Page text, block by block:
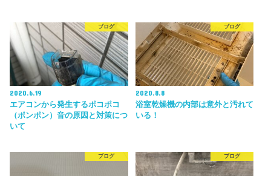
ブログ
2020.6.19
エアコンから発生するポコポコ
（ポンポン）音の原因と対策につ
いて
ブログ
2020.8.8
浴室乾燥機の内部は意外と汚れて
いる！
ブログ ブログ